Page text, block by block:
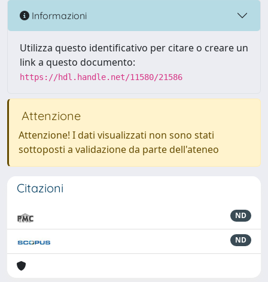
Informazioni
Utilizza questo identificativo per citare o creare un
link a questo documento:
https://hdl.handle.net/11580/21586
Attenzione
Attenzione! I dati visualizzati non sono stati
sottoposti a validazione da parte dell'ateneo
Citazioni
ND
ND